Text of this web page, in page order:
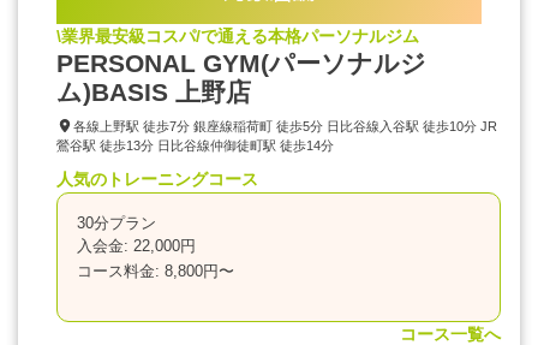
\業界最安級コスパ/で通える本格パーソナルジム
PERSONAL GYM(パーソナルジ
ム)BASIS 上野店
各線上野駅 徒歩7分 銀座線稲荷町 徒歩5分 日比谷線入谷駅 徒歩10分 JR
鶯谷駅 徒歩13分 日比谷線仲御徒町駅 徒歩14分
人気のトレーニングコース
30分プラン
入会金: 22,000円
コース料金: 8,800円〜
コース一覧へ